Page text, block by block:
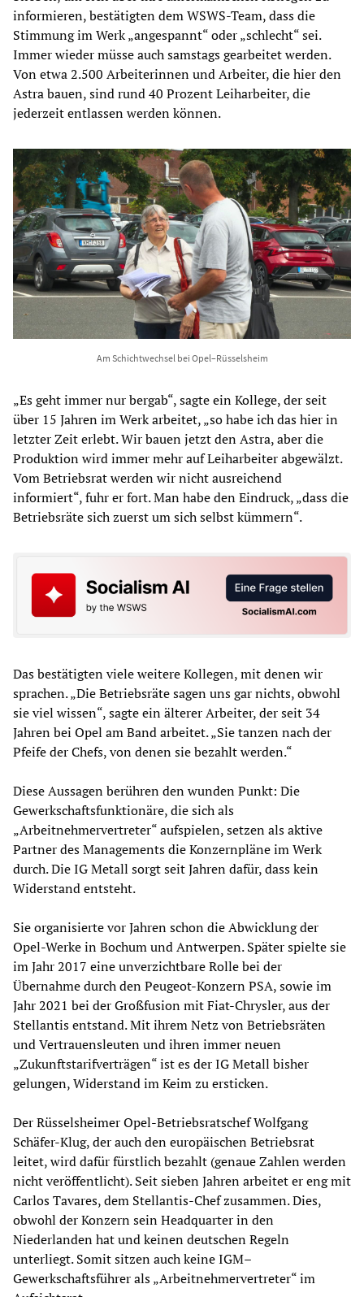
informieren, bestätigten dem WSWS-Team, dass die
Stimmung im Werk „angespannt“ oder „schlecht“ sei.
Immer wieder müsse auch samstags gearbeitet werden.
Von etwa 2.500 Arbeiterinnen und Arbeiter, die hier den
Astra bauen, sind rund 40 Prozent Leiharbeiter, die
jederzeit entlassen werden können.
Am Schichtwechsel bei Opel–Rüsselsheim
„Es geht immer nur bergab“, sagte ein Kollege, der seit
über 15 Jahren im Werk arbeitet, „so habe ich das hier in
letzter Zeit erlebt. Wir bauen jetzt den Astra, aber die
Produktion wird immer mehr auf Leiharbeiter abgewälzt.
Vom Betriebsrat werden wir nicht ausreichend
informiert“, fuhr er fort. Man habe den Eindruck, „dass die
Betriebsräte sich zuerst um sich selbst kümmern“.
Das bestätigten viele weitere Kollegen, mit denen wir
sprachen. „Die Betriebsräte sagen uns gar nichts, obwohl
sie viel wissen“, sagte ein älterer Arbeiter, der seit 34
Jahren bei Opel am Band arbeitet. „Sie tanzen nach der
Pfeife der Chefs, von denen sie bezahlt werden.“
Diese Aussagen berühren den wunden Punkt: Die
Gewerkschaftsfunktionäre, die sich als
„Arbeitnehmervertreter“ aufspielen, setzen als aktive
Partner des Managements die Konzernpläne im Werk
durch. Die IG Metall sorgt seit Jahren dafür, dass kein
Widerstand entsteht.
Sie organisierte vor Jahren schon die Abwicklung der
Opel-Werke in Bochum und Antwerpen. Später spielte sie
im Jahr 2017 eine unverzichtbare Rolle bei der
Übernahme durch den Peugeot-Konzern PSA, sowie im
Jahr 2021 bei der Großfusion mit Fiat-Chrysler, aus der
Stellantis entstand. Mit ihrem Netz von Betriebsräten
und Vertrauensleuten und ihren immer neuen
„Zukunftstarifverträgen“ ist es der IG Metall bisher
gelungen, Widerstand im Keim zu ersticken.
Der Rüsselsheimer Opel-Betriebsratschef Wolfgang
Schäfer-Klug, der auch den europäischen Betriebsrat
leitet, wird dafür fürstlich bezahlt (genaue Zahlen werden
nicht veröffentlicht). Seit sieben Jahren arbeitet er eng mit
Carlos Tavares, dem Stellantis-Chef zusammen. Dies,
obwohl der Konzern sein Headquarter in den
Niederlanden hat und keinen deutschen Regeln
unterliegt. Somit sitzen auch keine IGM–
Gewerkschaftsführer als „Arbeitnehmervertreter“ im